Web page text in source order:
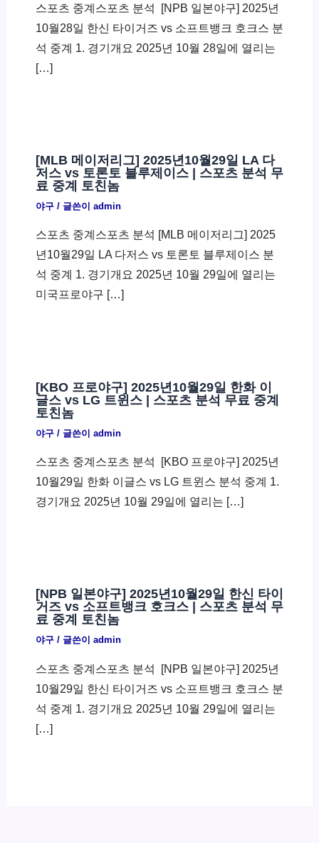
스포츠 중계스포츠 분석 ​ [NPB 일본야구] 2025년
10월28일 한신 타이거즈 vs 소프트뱅크 호크스 분
석 중계 1. 경기개요 2025년 10월 28일에 열리는
[…]
[MLB 메이저리그] 2025년10월29일 LA 다
저스 vs 토론토 블루제이스 | 스포츠 분석 무
료 중계 토친놈
야구/ 글쓴이 admin
스포츠 중계스포츠 분석 [MLB 메이저리그] 2025
년10월29일 LA 다저스 vs 토론토 블루제이스 분
석 중계 1. 경기개요 2025년 10월 29일에 열리는
미국프로야구 […]
[KBO 프로야구] 2025년10월29일 한화 이
글스 vs LG 트윈스 | 스포츠 분석 무료 중계
토친놈
야구/ 글쓴이 admin
스포츠 중계스포츠 분석 ​ [KBO 프로야구] 2025년
10월29일 한화 이글스 vs LG 트윈스 분석 중계 1.
경기개요 2025년 10월 29일에 열리는 […]
[NPB 일본야구] 2025년10월29일 한신 타이
거즈 vs 소프트뱅크 호크스 | 스포츠 분석 무
료 중계 토친놈
야구/ 글쓴이 admin
스포츠 중계스포츠 분석 ​ [NPB 일본야구] 2025년
10월29일 한신 타이거즈 vs 소프트뱅크 호크스 분
석 중계 1. 경기개요 2025년 10월 29일에 열리는
[…]